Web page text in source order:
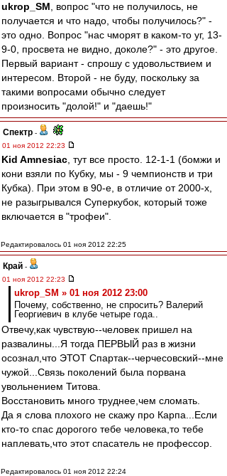
ukrop_SM , вопрос "что не получилось, не
получается и что надо, чтобы получилось?" -
это одно. Вопрос "нас чморят в каком-то уг, 13-
9-0, просвета не видно, доколе?" - это другое.
Первый вариант - спрошу с удовольствием и
интересом. Второй - не буду, поскольку за
такими вопросами обычно следует
произносить "долой!" и "даешь!"
Спектр -
01 ноя 2012 22:23
Kid Amnesiac , тут все просто. 12-1-1 (бомжи и
кони взяли по Кубку, мы - 9 чемпионств и три
Кубка). При этом в 90-е, в отличие от 2000-х,
не разыгрывался Суперкубок, который тоже
включается в "трофеи".
Редактировалось 01 ноя 2012 22:25
Край -
01 ноя 2012 22:23
ukrop_SM » 01 ноя 2012 23:00
Почему, собственно, не спросить? Валерий
Георгиевич в клубе четыре года..
Отвечу,как чувствую--человек пришел на
развалины...Я тогда ПЕРВЫЙ раз в жизни
осознал,что ЭТОТ Спартак--черчесовский--мне
чужой...Связь поколений была порвана
увольнением Титова.
Восстановить много труднее,чем сломать.
Да я слова плохого не скажу про Карпа...Если
кто-то спас дорогого тебе человека,то тебе
наплевать,что этот спасатель не профессор.
Редактировалось 01 ноя 2012 22:24